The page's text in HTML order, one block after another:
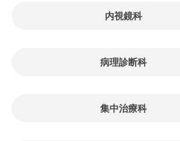
内視鏡科
病理診断科
集中治療科